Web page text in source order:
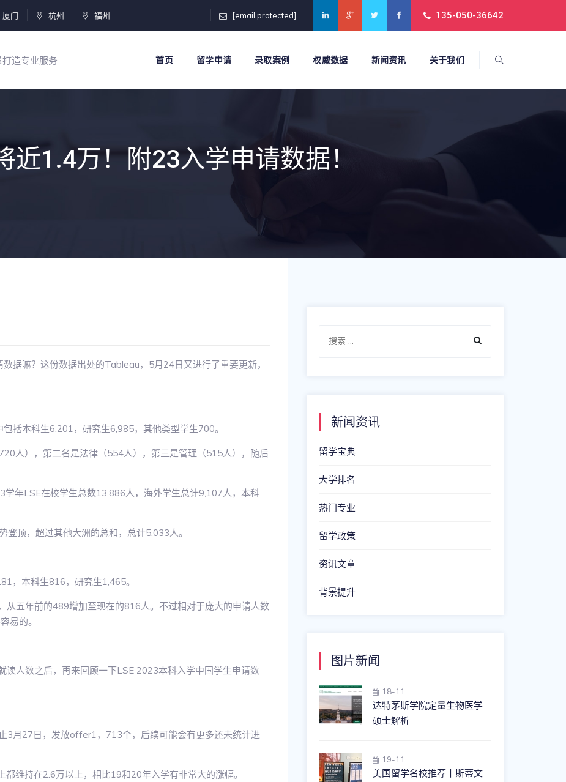
厦门 杭州 福州 [email protected] 135-050-36642
造专业服务 首页 留学申请 录取案例 权威数据 新闻资讯 关于我们
近1.4万！附23入学申请数据！
据嘛？这份数据出处的Tableau，5月24日又进行了重要更新，
括本科生6,201，研究生6,985，其他类型学生700。
人），第二名是法律（554人），第三是管理（515人），随后
年LSE在校学生总数13,886人，海外学生总计9,107人，本科
顶，超过其他大洲的总和，总计5,033人。
，本科生816，研究生1,465。
从五年前的489增加至现在的816人。不过相对于庞大的申请人数
易的。
读人数之后，再来回顾一下LSE 2023本科入学中国学生申请数
3月27日，发放offer1，713个，后续可能会有更多还未统计进
维持在2.6万以上，相比19和20年入学有非常大的涨幅。
新闻资讯
留学宝典
大学排名
热门专业
留学政策
资讯文章
背景提升
图片新闻
18-11
达特茅斯学院定量生物医学
硕士解析
19-11
美国留学名校推荐丨斯蒂文